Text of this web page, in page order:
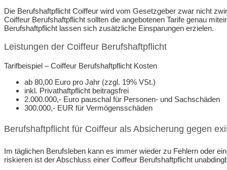
Die Berufshaftpflicht Coiffeur wird vom Gesetzgeber zwar nicht
Coiffeur Berufshaftpflicht sollten die angebotenen Tarife genau
Berufshaftpflicht lassen sich zusätzliche Einsparungen erzielen.
Leistungen der Coiffeur Berufshaftpflicht
Tarifbeispiel – Coiffeur Berufshaftpflicht Kosten
ab 80,00 Euro pro Jahr (zzgl. 19% VSt.)
inkl. Privathaftpflicht beitragsfrei
2.000.000,- Euro pauschal für Personen- und Sachschäden
300.000,- EUR für Vermögensschäden
Berufshaftpflicht für Coiffeur als Absicherung gegen
Im täglichen Berufsleben kann es immer wieder zu Fehlern oder
riskieren ist der Abschluss einer Coiffeur Berufshaftpflicht